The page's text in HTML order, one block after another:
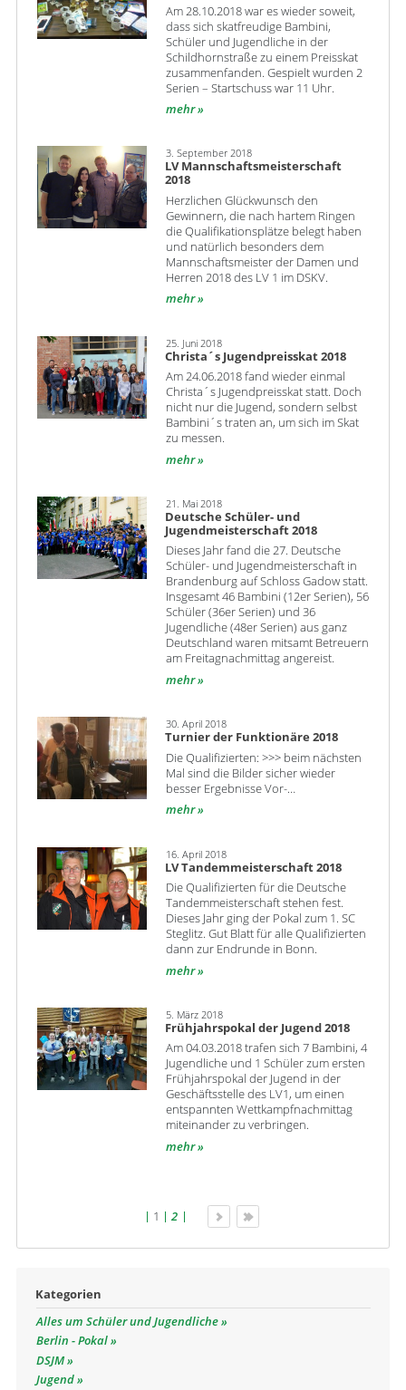
Am 28.10.2018 war es wieder soweit,
dass sich skatfreudige Bambini,
Schüler und Jugendliche in der
Schildhornstraße zu einem Preisskat
zusammenfanden. Gespielt wurden 2
Serien – Startschuss war 11 Uhr.
mehr
3. September 2018
LV Mannschaftsmeisterschaft
2018
Herzlichen Glückwunsch den
Gewinnern, die nach hartem Ringen
die Qualifikationsplätze belegt haben
und natürlich besonders dem
Mannschaftsmeister der Damen und
Herren 2018 des LV 1 im DSKV.
mehr
25. Juni 2018
Christa´s Jugendpreisskat 2018
Am 24.06.2018 fand wieder einmal
Christa´s Jugendpreisskat statt. Doch
nicht nur die Jugend, sondern selbst
Bambini´s traten an, um sich im Skat
zu messen.
mehr
21. Mai 2018
Deutsche Schüler- und
Jugendmeisterschaft 2018
Dieses Jahr fand die 27. Deutsche
Schüler- und Jugendmeisterschaft in
Brandenburg auf Schloss Gadow statt.
Insgesamt 46 Bambini (12er Serien), 56
Schüler (36er Serien) und 36
Jugendliche (48er Serien) aus ganz
Deutschland waren mitsamt Betreuern
am Freitagnachmittag angereist.
mehr
30. April 2018
Turnier der Funktionäre 2018
Die Qualifizierten: >>> beim nächsten
Mal sind die Bilder sicher wieder
besser Ergebnisse Vor-…
mehr
16. April 2018
LV Tandemmeisterschaft 2018
Die Qualifizierten für die Deutsche
Tandemmeisterschaft stehen fest.
Dieses Jahr ging der Pokal zum 1. SC
Steglitz. Gut Blatt für alle Qualifizierten
dann zur Endrunde in Bonn.
mehr
5. März 2018
Frühjahrspokal der Jugend 2018
Am 04.03.2018 trafen sich 7 Bambini, 4
Jugendliche und 1 Schüler zum ersten
Frühjahrspokal der Jugend in der
Geschäftsstelle des LV1, um einen
entspannten Wettkampfnachmittag
miteinander zu verbringen.
mehr
1 2
Kategorien
Alles um Schüler und Jugendliche
Berlin - Pokal
DSJM
Jugend